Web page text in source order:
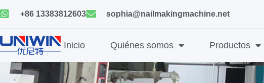
al
+86 13383812603 sophia@nailmakingmachine.net
Inicio Quiénes somos Productos